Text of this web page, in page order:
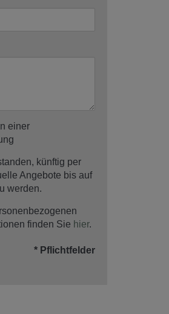
einer
künftig per
Angebote bis auf
werden.
finden Sie hier.
* Pflichtfelder